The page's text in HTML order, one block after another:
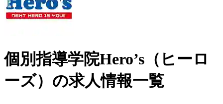
個別指導学院Hero’s（ヒーロ
ーズ）の求人情報一覧